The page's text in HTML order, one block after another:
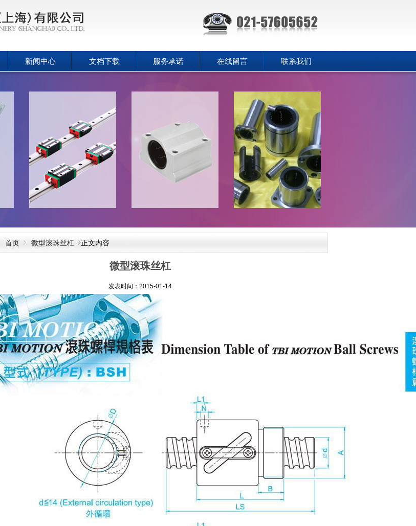
新闻中心 文档下载 服务承诺 在线留言 联系我们
首页 微型滚珠丝杠 正文内容
微型滚珠丝杠
发表时间：2015-01-14